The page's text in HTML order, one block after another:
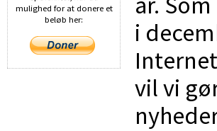
i
vil vi
mulighed for at donere et
beløb her: